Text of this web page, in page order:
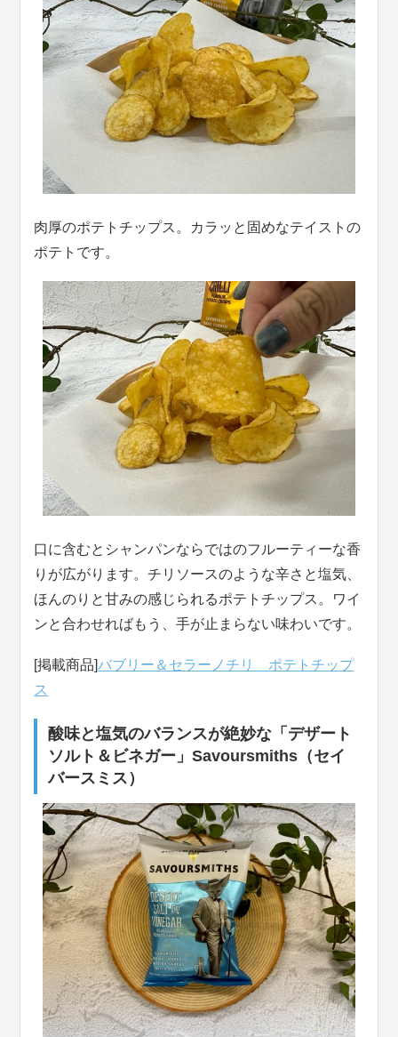
肉厚のポテトチップス。カラッと固めなテイストの
ポテトです。
口に含むとシャンパンならではのフルーティーな香
りが広がります。チリソースのような辛さと塩気、
ほんのりと甘みの感じられるポテトチップス。ワイ
ンと合わせればもう、手が止まらない味わいです。
[掲載商品]バブリー＆セラーノチリ ポテトチップ
ス
酸味と塩気のバランスが絶妙な「デザート
ソルト＆ビネガー」Savoursmiths（セイ
バースミス）